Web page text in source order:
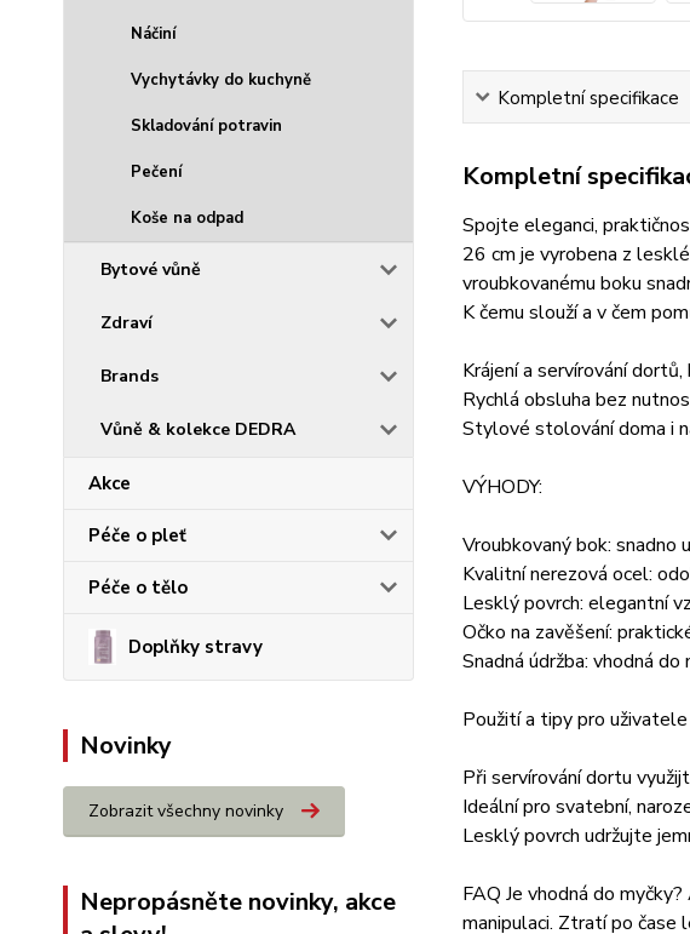
Náčiní
Vychytávky do kuchyně
Skladování potravin
Pečení
Koše na odpad
Bytové vůně
Zdraví
Brands
Vůně & kolekce DEDRA
Akce
Péče o pleť
Péče o tělo
Doplňky stravy
Novinky
Zobrazit všechny novinky
Nepropásněte novinky, akce
Kompletní specifikace
Kompletní
Spojte eleganci,
26 cm je vyrobena z
vroubkovanému boku
K čemu slouží a v čem
Krájení a servírování
Rychlá obsluha bez
Stylové stolování doma i
VÝHODY:
Vroubkovaný bok: snadno
Kvalitní nerezová ocel:
Lesklý povrch: elegantní
Očko na zavěšení:
Snadná údržba: vhodná do
Použití a tipy pro uživatele
Při servírování dortu
Ideální pro svatební,
Lesklý povrch udržujte
FAQ Je vhodná do
manipulaci. Ztratí po čase